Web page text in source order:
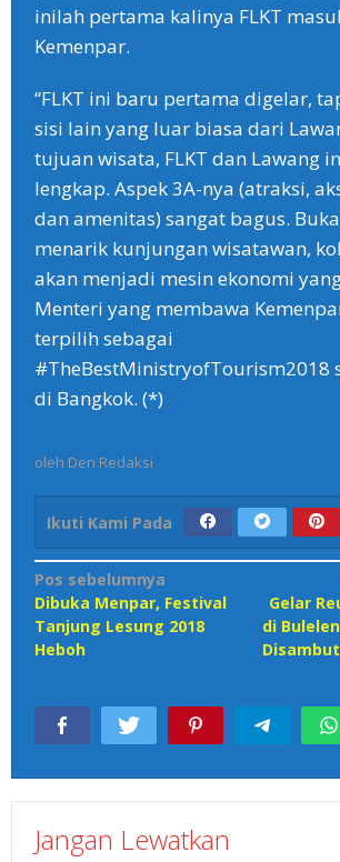
inilah pertama kalinya FLKT
Kemenpar.
“FLKT ini baru pertama digelar,
sisi lain yang luar biasa dari
tujuan wisata, FLKT dan Lawang
lengkap. Aspek 3A-nya (atraksi,
dan amenitas) sangat bagus.
menarik kunjungan wisatawan,
akan menjadi mesin ekonomi
Menteri yang membawa
terpilih sebagai
#TheBestMinistryofTourism2018
di Bangkok. (*)
oleh Den Redaksi
Ikuti Kami Pada
Navigasi
pos
Pos sebelumnya
Dibuka Menpar, Festival
Tanjung Lesung 2018
Heboh
Gelar
di
Jangan Lewatkan